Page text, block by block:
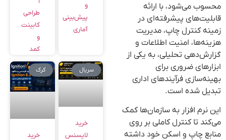
محسوب می‌شود، با ارائه
قابلیت‌های پیشرفته‌ای در
زمینه کنترل چاپ، مدیریت
هزینه‌ها، امنیت اطلاعات و
گزارش‌دهی تحلیلی، به یکی از
ابزارهای ضروری برای
بهینه‌سازی فرآیندهای اداری
تبدیل شده است.
این نرم افزار به سازمان‌ها کمک
می‌کند تا کنترل کاملی بر روی
منابع چاپ و اسکن خود داشته
و
پیش‌بینی
آماری
طراحی
کابینت
و
کمد
سریال
خرید
لایسنس
کرک
خرید